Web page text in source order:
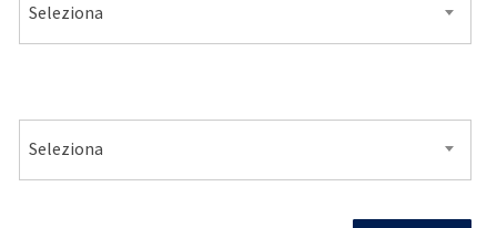
Seleziona
Seleziona